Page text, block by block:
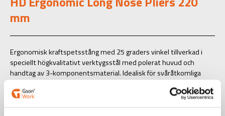
mm
Ergonomisk kraftspetsstång med 25 graders vinkel tillverkad i
speciellt högkvalitativt verktygsstål med polerat huvud och
handtag av 3-komponentsmaterial. Idealisk för svåråtkomliga
och extra kraftiga räfflade käftar. Slät vågprofil och ett runt 4-